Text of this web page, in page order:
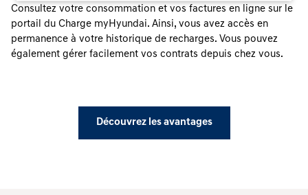
Consultez votre consommation et vos factures en ligne sur le
portail du Charge myHyundai. Ainsi, vous avez accès en
permanence à votre historique de recharges. Vous pouvez
également gérer facilement vos contrats depuis chez vous.
Découvrez les avantages